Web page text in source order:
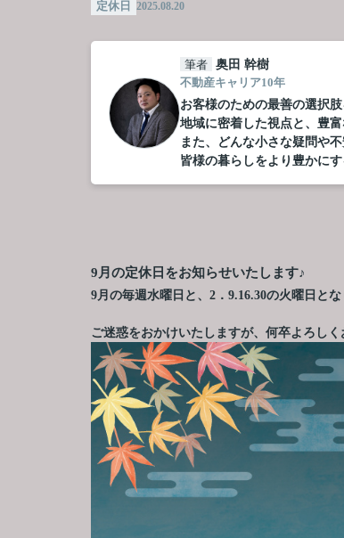
定休日 2025.08.20
筆者 奥田 幹樹
不動産キャリア10年
お客様のための最善の選択
地域に密着した視点と、豊
また、どんな小さな疑問や
皆様の暮らしをより豊かに
9月の定休日をお知らせいたします♪
9月の毎週水曜日と、2．9.16.30の火曜日とな
ご迷惑をおかけいたしますが、何卒よろしく